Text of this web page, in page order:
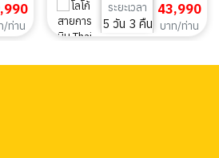
/ท่าน
ระยะเวลา
5 วัน 3 คืน
43,990
บาท/ท่าน